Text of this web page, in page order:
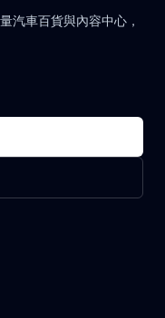
汽車百貨與內容中心，